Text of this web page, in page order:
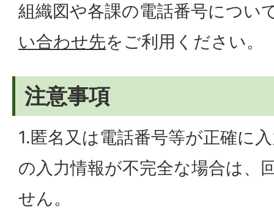
組織図や各課の電話番号につい
い合わせ先をご利用ください。
注意事項
1.匿名又は電話番号等が正確に
の入力情報が不完全な場合は、
せん。